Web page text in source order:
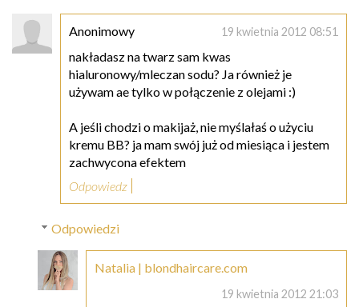
Anonimowy 19 kwietnia 2012 08:51
nakładasz na twarz sam kwas
hialuronowy/mleczan sodu? Ja również je
używam ae tylko w połączenie z olejami :)
A jeśli chodzi o makijaż, nie myślałaś o użyciu
kremu BB? ja mam swój już od miesiąca i jestem
zachwycona efektem
Odpowiedz
Odpowiedzi
Natalia | blondhaircare.com
19 kwietnia 2012 21:03